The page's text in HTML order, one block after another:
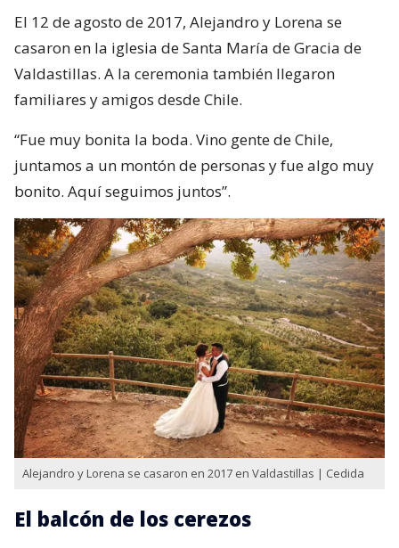
El 12 de agosto de 2017, Alejandro y Lorena se
casaron en la iglesia de Santa María de Gracia de
Valdastillas. A la ceremonia también llegaron
familiares y amigos desde Chile.
“Fue muy bonita la boda. Vino gente de Chile,
juntamos a un montón de personas y fue algo muy
bonito. Aquí seguimos juntos”.
Alejandro y Lorena se casaron en 2017 en Valdastillas | Cedida
El balcón de los cerezos